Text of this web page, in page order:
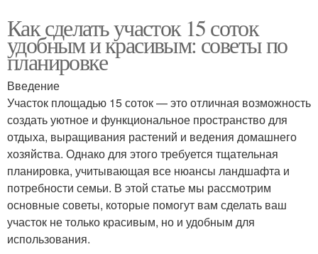
Как сделать участок 15 соток
удобным и красивым: советы по
планировке
Введение
Участок площадью 15 соток — это отличная возможность
создать уютное и функциональное пространство для
отдыха, выращивания растений и ведения домашнего
хозяйства. Однако для этого требуется тщательная
планировка, учитывающая все нюансы ландшафта и
потребности семьи. В этой статье мы рассмотрим
основные советы, которые помогут вам сделать ваш
участок не только красивым, но и удобным для
использования.